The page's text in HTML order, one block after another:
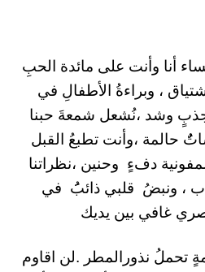
أنا وأنت على مائدة الحبِ
، وبراءةُ الأطفالِ في
جذبٍ وشد ،نُشعل شمعةَ حبنا
حالمة ،وأنت تطبعُ القبل
دفءٍ وحنين ،نظراتنا
، ونبضُ قلبي ذائبَُ في
غافي بين يديك
تحملُ نذورالمطر .لن اقاوم